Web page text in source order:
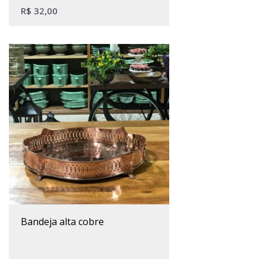
R$ 32,00
bandeja alta cobre